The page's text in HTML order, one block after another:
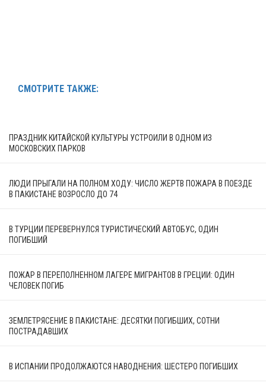
СМОТРИТЕ ТАКЖЕ:
ПРАЗДНИК КИТАЙСКОЙ КУЛЬТУРЫ УСТРОИЛИ В ОДНОМ ИЗ
МОСКОВСКИХ ПАРКОВ
ЛЮДИ ПРЫГАЛИ НА ПОЛНОМ ХОДУ: ЧИСЛО ЖЕРТВ ПОЖАРА В ПОЕЗДЕ
В ПАКИСТАНЕ ВОЗРОСЛО ДО 74
В ТУРЦИИ ПЕРЕВЕРНУЛСЯ ТУРИСТИЧЕСКИЙ АВТОБУС, ОДИН
ПОГИБШИЙ
ПОЖАР В ПЕРЕПОЛНЕННОМ ЛАГЕРЕ МИГРАНТОВ В ГРЕЦИИ: ОДИН
ЧЕЛОВЕК ПОГИБ
ЗЕМЛЕТРЯСЕНИЕ В ПАКИСТАНЕ: ДЕСЯТКИ ПОГИБШИХ, СОТНИ
ПОСТРАДАВШИХ
В ИСПАНИИ ПРОДОЛЖАЮТСЯ НАВОДНЕНИЯ: ШЕСТЕРО ПОГИБШИХ